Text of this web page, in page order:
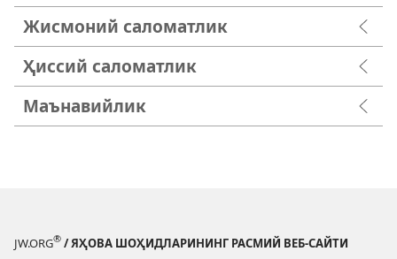
Жисмоний саломатлик
Ҳиссий саломатлик
Маънавийлик
JW.ORG® / ЯҲОВА ШОҲИДЛАРИНИНГ РАСМИЙ ВЕБ-САЙТИ